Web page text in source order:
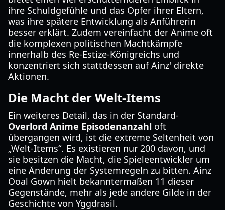
ihre Schuldgefühle und das Opfer ihrer Eltern,
was ihre spätere Entwicklung als Anführerin
besser erklärt. Zudem vereinfacht der Anime oft
die komplexen politischen Machtkämpfe
innerhalb des Re-Estize-Königreichs und
konzentriert sich stattdessen auf Ainz' direkte
Aktionen.
Die Macht der Welt-Items
Ein weiteres Detail, das in der Standard-
Overlord Anime Episodenanzahl oft
übergangen wird, ist die extreme Seltenheit von
„Welt-Items“. Es existieren nur 200 davon, und
sie besitzen die Macht, die Spieleentwickler um
eine Änderung der Systemregeln zu bitten. Ainz
Ooal Gown hielt bekanntermaßen 11 dieser
Gegenstände, mehr als jede andere Gilde in der
Geschichte von Yggdrasil.